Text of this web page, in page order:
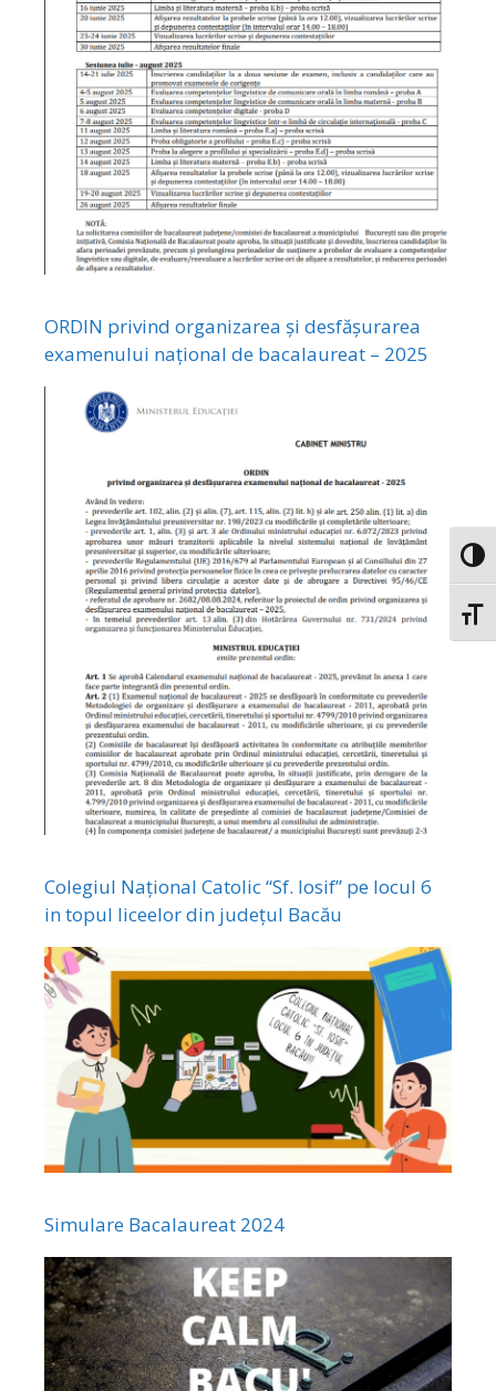
ORDIN privind organizarea și desfășurarea
examenului național de bacalaureat – 2025
Colegiul Național Catolic “Sf. Iosif” pe locul 6
in topul liceelor din județul Bacău
Simulare Bacalaureat 2024